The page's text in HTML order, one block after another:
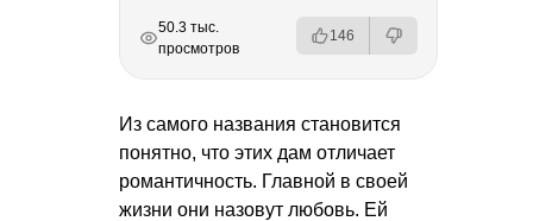
РЕКЛАМА
РЕКЛАМА
РЕКЛАМА
50.3 тыс.
просмотров
146
Из самого названия становится
понятно, что этих дам отличает
романтичность. Главной в своей
жизни они назовут любовь. Ей